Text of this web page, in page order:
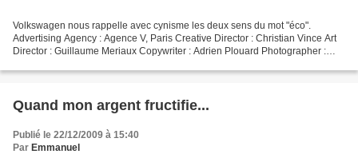
Volkswagen nous rappelle avec cynisme les deux sens du mot "éco".
Advertising Agency : Agence V, Paris Creative Director : Christian Vince Art
Director : Guillaume Meriaux Copywriter : Adrien Plouard Photographer :
Quand mon argent fructifie...
Publié le 22/12/2009 à 15:40
Par Emmanuel